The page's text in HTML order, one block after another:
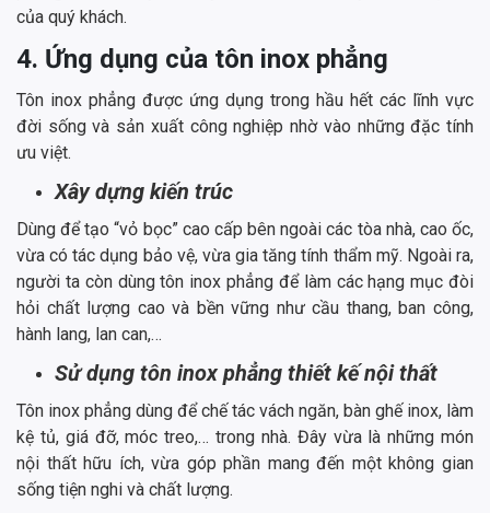
của quý khách.
4. Ứng dụng của tôn inox phẳng
Tôn inox phẳng được ứng dụng trong hầu hết các lĩnh vực
đời sống và sản xuất công nghiệp nhờ vào những đặc tính
ưu việt.
Xây dựng kiến trúc
Dùng để tạo “vỏ bọc” cao cấp bên ngoài các tòa nhà, cao ốc,
vừa có tác dụng bảo vệ, vừa gia tăng tính thẩm mỹ. Ngoài ra,
người ta còn dùng tôn inox phẳng để làm các hạng mục đòi
hỏi chất lượng cao và bền vững như cầu thang, ban công,
hành lang, lan can,…
Sử dụng tôn inox phẳng thiết kế nội thất
Tôn inox phẳng dùng để chế tác vách ngăn, bàn ghế inox, làm
kệ tủ, giá đỡ, móc treo,… trong nhà. Đây vừa là những món
nội thất hữu ích, vừa góp phần mang đến một không gian
sống tiện nghi và chất lượng.